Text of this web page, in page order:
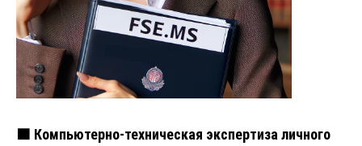
🟧 Компьютерно-техническая экспертиза личного